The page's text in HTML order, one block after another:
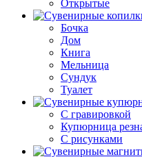
Открытые
Бочка
Дом
Книга
Мельница
Сундук
Туалет
C гравировкой
Купюрница
С рисунками